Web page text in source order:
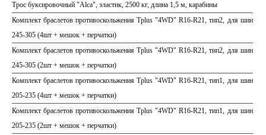
Трос буксировочный "Alca", эластик, 2500 кг, длина 1,5 м, карабины
Комплект браслетов противоскольжения Tplus "4WD" R16-R21, тип2, для шин
245-305 (4шт + мешок + перчатки)
Комплект браслетов противоскольжения Tplus "4WD" R16-R21, тип2, для шин
245-305 (2шт + мешок + перчатки)
Комплект браслетов противоскольжения Tplus "4WD" R16-R21, тип1, для шин
205-235 (4шт + мешок + перчатки)
Комплект браслетов противоскольжения Tplus "4WD" R16-R21, тип1, для шин
205-235 (2шт + мешок + перчатки)